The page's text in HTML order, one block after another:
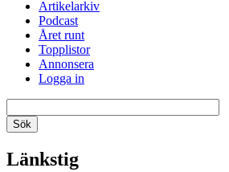
Artikelarkiv
Podcast
Året runt
Topplistor
Annonsera
Logga in
Länkstig